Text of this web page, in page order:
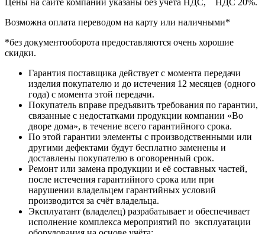
Цены на сайте компании указаны без учета НДС, НДС 20%.
Возможна оплата переводом на карту или наличными*
*без документооборота предоставляются очень хорошие
скидки.
Гарантия поставщика действует с момента передачи
изделия покупателю и до истечения 12 месяцев (одного
года) с момента этой передачи.
Покупатель вправе предъявить требования по гарантии,
связанные с недостатками продукции компании «Во
дворе дома», в течение всего гарантийного срока.
По этой гарантии элементы с производственными или
другими дефектами будут бесплатно заменены и
доставлены покупателю в оговоренный срок.
Ремонт или замена продукции и её составных частей,
после истечения гарантийного срока или при
нарушении владельцем гарантийных условий
производится за счёт владельца.
Эксплуатант (владелец) разрабатывает и обеспечивает
исполнение комплекса мероприятий по эксплуатации